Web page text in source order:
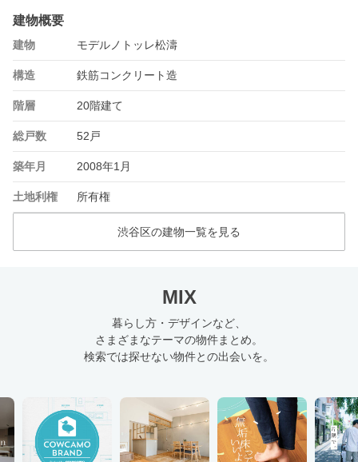
建物概要
建物 モデルノトッレ松濤
構造 鉄筋コンクリート造
階層 20階建て
総戸数 52戸
築年月 2008年1月
土地利権 所有権
渋谷区の建物一覧を見る
MIX
暮らし方・デザインなど、
さまざまなテーマの物件まとめ。
検索では探せない物件との出会いを。